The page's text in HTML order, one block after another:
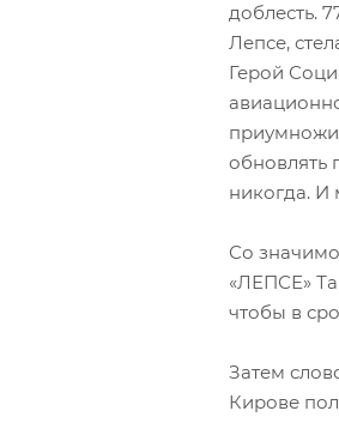
доблесть.
Лепсе,
Герой
обновлять
никогда. И
Со
«ЛЕПСЕ»
чтобы в
Затем
Кирове